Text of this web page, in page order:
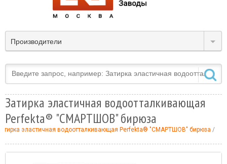
Производители
Затирка эластичная водоотталкивающая
Perfekta® "СМАРТШОВ" бирюза
эластичная водоотталкивающая Perfekta® "СМАРТШОВ" бирюза